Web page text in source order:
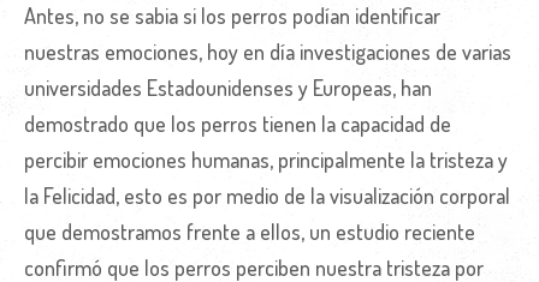
Antes, no se sabia si los perros podían identificar
nuestras emociones, hoy en día investigaciones de varias
universidades Estadounidenses y Europeas, han
demostrado que los perros tienen la capacidad de
percibir emociones humanas, principalmente la tristeza y
la Felicidad, esto es por medio de la visualización corporal
que demostramos frente a ellos, un estudio reciente
confirmó que los perros perciben nuestra tristeza por